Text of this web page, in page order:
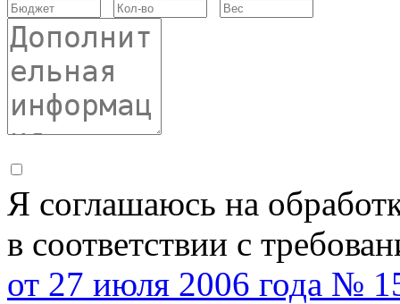
Я соглашаюсь на
в соответствии с
от 27 июля 2006 года №